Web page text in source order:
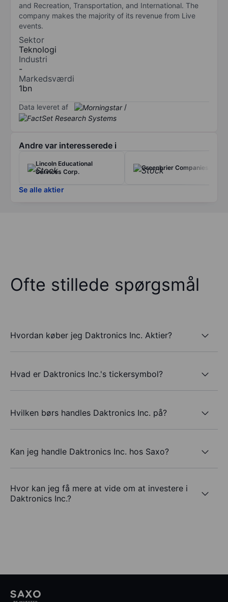
and Recreation, Transportation, and International. The
company makes the majority of its revenue from Live
events.
Sektor
Teknologi
Industri
-
Markedsværdi
1bn
Data leveret af /
Andre var interesserede i
Lincoln Educational
Services Corp.
Greenbrier Companies Inc.
Se alle aktier
Ofte stillede spørgsmål
Hvordan køber jeg Daktronics Inc. Aktier?
Hvad er Daktronics Inc.'s tickersymbol?
Hvilken børs handles Daktronics Inc. på?
Kan jeg handle Daktronics Inc. hos Saxo?
Hvor kan jeg få mere at vide om at investere i
Daktronics Inc.?